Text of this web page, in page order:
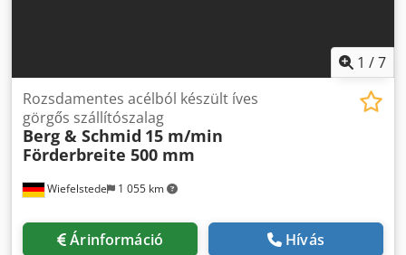
1 /7
Wiefelstede 1 055 km
Rozsdamentes acélból készült íves
görgős szállítószalag
Berg & Schmid 15 m/min
Förderbreite 500 mm
Árinformáció Hívás